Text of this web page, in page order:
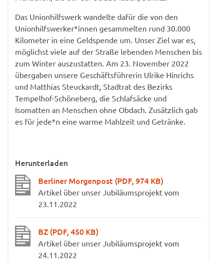
Das Unionhilfswerk wandelte dafür die von den
Unionhilfswerker*innen gesammelten rund 30.000
Kilometer in eine Geldspende um. Unser Ziel war es,
möglichst viele auf der Straße lebenden Menschen bis
zum Winter auszustatten. Am 23. November 2022
übergaben unsere Geschäftsführerin Ulrike Hinrichs
und Matthias Steuckardt, Stadtrat des Bezirks
Tempelhof-Schöneberg, die Schlafsäcke und
Isomatten an Menschen ohne Obdach. Zusätzlich gab
es für jede*n eine warme Mahlzeit und Getränke.
Herunterladen
Berliner Morgenpost (PDF, 974 KB)
Artikel über unser Jubiläumsprojekt vom
23.11.2022
BZ (PDF, 450 KB)
Artikel über unser Jubiläumsprojekt vom
24.11.2022